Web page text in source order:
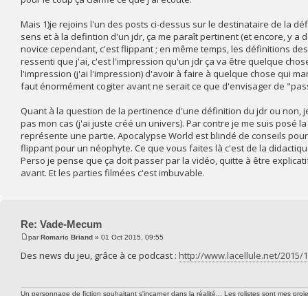
Mais 1)je rejoins l'un des posts ci-dessus sur le destinataire de la
sens et à la defintion d'un jdr, ça me paraît pertinent (et encore, y
novice cependant, c'est flippant ; en même temps, les définitions
ressenti que j'ai, c'est l'impression qu'un jdr ça va être quelque
l'impression (j'ai l'impression) d'avoir à faire à quelque chose qui
faut énormément cogiter avant ne serait ce que d'envisager de
Quant à la question de la pertinence d'une définition du jdr ou
pas mon cas (j'ai juste créé un univers). Par contre je me suis posé
représente une partie. Apocalypse World est blindé de conseils
flippant pour un néophyte. Ce que vous faites là c'est de la
Perso je pense que ça doit passer par la vidéo, quitte à être
avant. Et les parties filmées c'est imbuvable.
Re: Vade-Mecum
parRomaric Briand » 01 Oct 2015, 09:55
Des news du jeu, grâce à ce podcast : http://www.lacellule.net/2015/
Un personnage de fiction souhaitant s'incarner dans la réalité... Les rolistes sont mes